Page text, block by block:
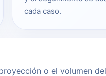
cada caso.
o el volumen